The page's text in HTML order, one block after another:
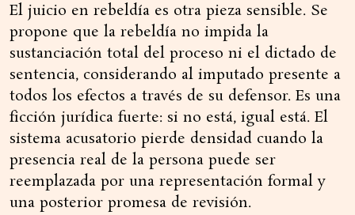
El juicio en rebeldía es otra pieza sensible. Se
propone que la rebeldía no impida la
sustanciación total del proceso ni el dictado de
sentencia, considerando al imputado presente a
todos los efectos a través de su defensor. Es una
ficción jurídica fuerte: si no está, igual está. El
sistema acusatorio pierde densidad cuando la
presencia real de la persona puede ser
reemplazada por una representación formal y
una posterior promesa de revisión.